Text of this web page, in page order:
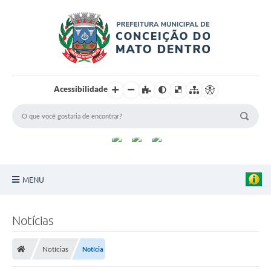
Acessibilidade
MENU
Turismo
Notícias
Notícias Notícia